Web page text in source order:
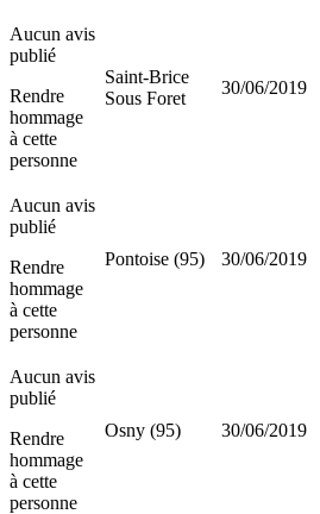
Aucun avis
publié
Rendre
hommage
à cette
personne
Saint-Brice
Sous Foret
30/06/2019
Aucun avis
publié
Rendre
hommage
à cette
personne
Pontoise (95) 30/06/2019
Aucun avis
publié
Rendre
hommage
à cette
personne
Osny (95) 30/06/2019